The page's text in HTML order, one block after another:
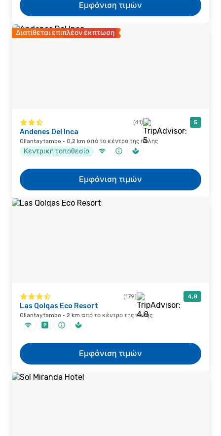
Εμφάνιση τιμών
Διατίθεται επιπλέον έκπτωση
(41) 5
Andenes Del Inca
Ollantaytambo · 0,2 km από το κέντρο της πόλης
Κεντρική τοποθεσία
Εμφάνιση τιμών
(179) 4,8
Las Qolqas Eco Resort
Ollantaytambo · 2 km από το κέντρο της πόλης
Εμφάνιση τιμών